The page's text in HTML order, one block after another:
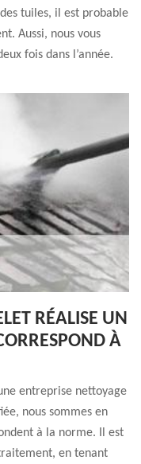
tuiles, il est probable
Aussi, nous vous
fois dans l’année.
RÉALISE UN
À
entreprise nettoyage
nous sommes en
à la norme. Il est
en tenant